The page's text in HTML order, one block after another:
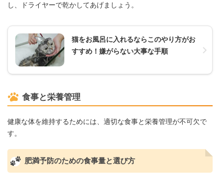
し、ドライヤーで乾かしてあげましょう。
猫をお風呂に入れるならこのやり方がお
すすめ！嫌がらない大事な手順
食事と栄養管理
健康な体を維持するためには、適切な食事と栄養管理が不可欠で
す。
肥満予防のための食事量と選び方